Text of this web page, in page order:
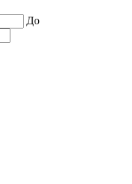
До